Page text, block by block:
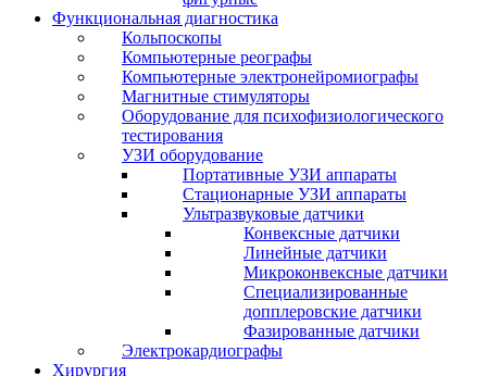
Функциональная диагностика
Кольпоскопы
Компьютерные реографы
Компьютерные электронейромиографы
Магнитные стимуляторы
Оборудование для психофизиологического
тестирования
УЗИ оборудование
Портативные УЗИ аппараты
Стационарные УЗИ аппараты
Ультразвуковые датчики
Конвексные датчики
Линейные датчики
Микроконвексные датчики
Специализированные
допплеровские датчики
Фазированные датчики
Электрокардиографы
Хирургия